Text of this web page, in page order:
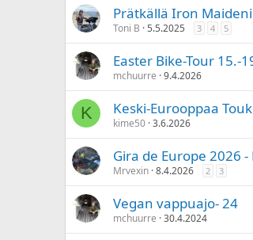
Prätkällä Iron
Toni B 5.5.2025 3 4 5
Easter Bike-Tour 15.-
mchuurre 9.4.2026
K Keski-Eurooppaa
kime50 3.6.2026
Gira de Europe 2026
Mrvexin 8.4.2026 2 3
Vegan vappuajo- 24
mchuurre 30.4.2024